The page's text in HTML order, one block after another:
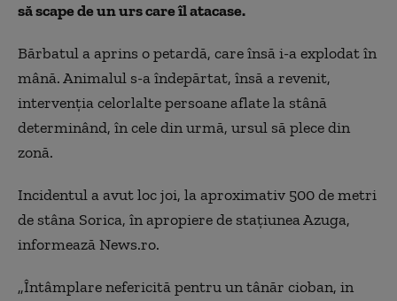
să scape de un urs care îl atacase.
Bărbatul a aprins o petardă, care însă i-a explodat în
mână. Animalul s-a îndepărtat, însă a revenit,
intervenţia celorlalte persoane aflate la stână
determinând, în cele din urmă, ursul să plece din
zonă.
Incidentul a avut loc joi, la aproximativ 500 de metri
de stâna Sorica, în apropiere de staţiunea Azuga,
informează News.ro.
„Întâmplare nefericită pentru un tânăr cioban, in